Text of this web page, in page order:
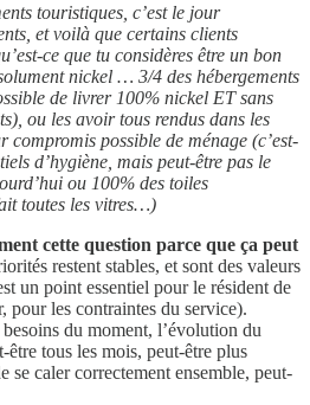
touristiques, c’est le jour
et voilà que certains clients
ce que tu considères être un bon
nickel … 3/4 des hébergements
de livrer 100% nickel ET sans
ou les avoir tous rendus dans les
compromis possible de ménage (c’est-
d’hygiène, mais peut-être pas le
ou 100% des toiles
toutes les vitres…)
cette question parce que ça peut
restent stables, et sont des valeurs
un point essentiel pour le résident de
pour les contraintes du service).
du moment, l’évolution du
tous les mois, peut-être plus
se caler correctement ensemble, peut-